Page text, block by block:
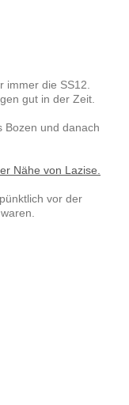
immer die SS12.
gut in der Zeit.
Bozen und danach
Nähe von Lazise.
vor der